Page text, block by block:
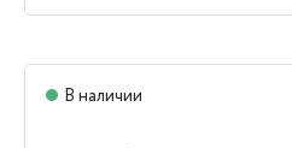
В наличии